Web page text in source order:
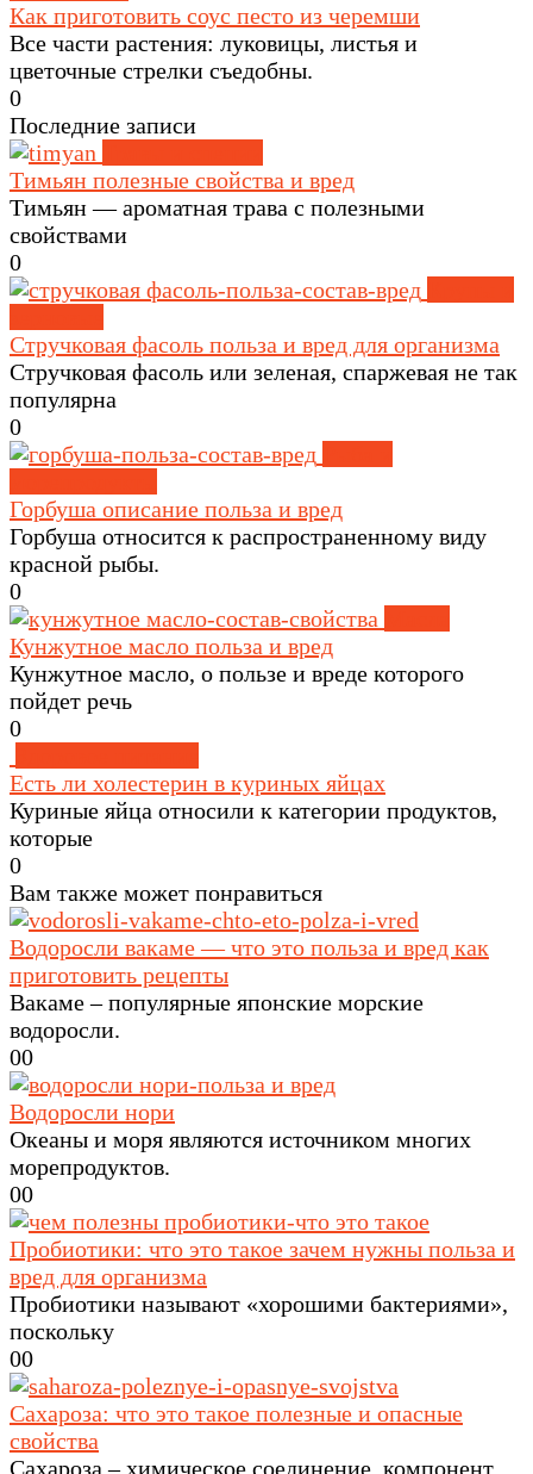
Как приготовить соус песто из черемши
Все части растения: луковицы, листья и
цветочные стрелки съедобны.
0
Последние записи
Тимьян полезные свойства и вред
Тимьян — ароматная трава с полезными
свойствами
0
Стручковая фасоль польза и вред для организма
Стручковая фасоль или зеленая, спаржевая не так
популярна
0
Горбуша описание польза и вред
Горбуша относится к распространенному виду
красной рыбы.
0
Кунжутное масло польза и вред
Кунжутное масло, о пользе и вреде которого
пойдет речь
0
Есть ли холестерин в куриных яйцах
Куриные яйца относили к категории продуктов,
которые
0
Вам также может понравиться
Водоросли вакаме — что это польза и вред как
приготовить рецепты
Вакаме – популярные японские морские
водоросли.
00
Водоросли нори
Океаны и моря являются источником многих
морепродуктов.
00
Пробиотики: что это такое зачем нужны польза и
вред для организма
Пробиотики называют «хорошими бактериями»,
поскольку
00
Сахароза: что это такое полезные и опасные
свойства
Сахароза – химическое соединение, компонент